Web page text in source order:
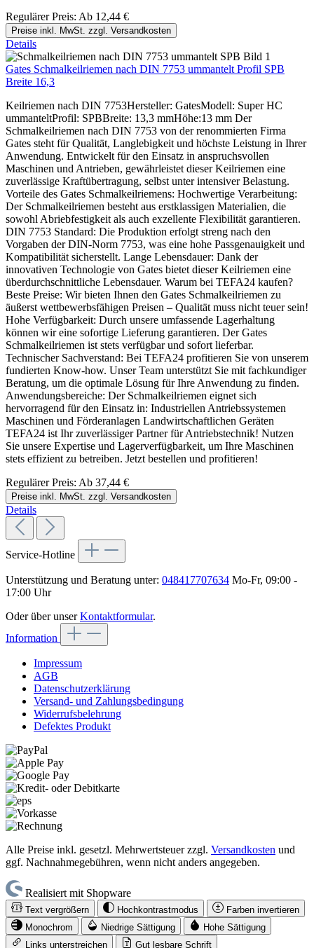
Regulärer Preis: Ab 12,44 €
Preise inkl. MwSt. zzgl. Versandkosten
Details
Gates Schmalkeilriemen nach DIN 7753 ummantelt Profil SPB
Breite 16,3
Keilriemen nach DIN 7753Hersteller: GatesModell: Super HC
ummanteltProfil: SPBBreite: 13,3 mmHöhe:13 mm Der
Schmalkeilriemen nach DIN 7753 von der renommierten Firma
Gates steht für Qualität, Langlebigkeit und höchste Leistung in Ihrer
Anwendung. Entwickelt für den Einsatz in anspruchsvollen
Maschinen und Antrieben, gewährleistet dieser Keilriemen eine
zuverlässige Kraftübertragung, selbst unter intensiver Belastung.
Vorteile des Gates Schmalkeilriemens: Hochwertige Verarbeitung:
Der Schmalkeilriemen besteht aus erstklassigen Materialien, die
sowohl Abriebfestigkeit als auch exzellente Flexibilität garantieren.
DIN 7753 Standard: Die Produktion erfolgt streng nach den
Vorgaben der DIN-Norm 7753, was eine hohe Passgenauigkeit und
Kompatibilität sicherstellt. Lange Lebensdauer: Dank der
innovativen Technologie von Gates bietet dieser Keilriemen eine
überdurchschnittliche Lebensdauer. Warum bei TEFA24 kaufen?
Beste Preise: Wir bieten Ihnen den Gates Schmalkeilriemen zu
äußerst wettbewerbsfähigen Preisen – Qualität muss nicht teuer sein!
Hohe Verfügbarkeit: Durch unsere umfassende Lagerhaltung
können wir eine sofortige Lieferung garantieren. Der Gates
Schmalkeilriemen ist stets verfügbar und sofort lieferbar.
Technischer Sachverstand: Bei TEFA24 profitieren Sie von unserem
fundierten Know-how. Unser Team unterstützt Sie mit fachkundiger
Beratung, um die optimale Lösung für Ihre Anwendung zu finden.
Anwendungsbereiche: Der Schmalkeilriemen eignet sich
hervorragend für den Einsatz in: Industriellen Antriebssystemen
Maschinen und Förderanlagen Landwirtschaftlichen Geräten
TEFA24 ist Ihr zuverlässiger Partner für Antriebstechnik! Nutzen
Sie unsere Expertise und Lagerverfügbarkeit, um Ihre Maschinen
stets effizient zu betreiben. Jetzt bestellen und profitieren!
Regulärer Preis: Ab 37,44 €
Preise inkl. MwSt. zzgl. Versandkosten
Details
Service-Hotline
Unterstützung und Beratung unter: 048417707634 Mo-Fr, 09:00 -
17:00 Uhr
Oder über unserKontaktformular.
Information
Impressum
AGB
Datenschutzerklärung
Versand- und Zahlungsbedingung
Widerrufsbelehrung
Defektes Produkt
Alle Preise inkl. gesetzl. Mehrwertsteuer zzgl. Versandkosten und
ggf. Nachnahmegebühren, wenn nicht anders angegeben.
Realisiert mit Shopware
Text vergrößern Hochkontrastmodus
Farben invertieren
Monochrom
Niedrige Sättigung
Hohe Sättigung
Links unterstreichen
Gut lesbare Schrift